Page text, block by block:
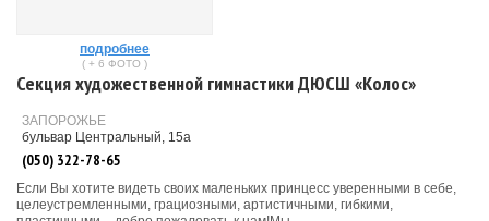
подробнее
( + 6 ФОТО )
Секция художественной гимнастики ДЮСШ «Колос»
ЗАПОРОЖЬЕ
бульвар Центральный, 15а
(050) 322-78-65
Если Вы хотите видеть своих маленьких принцесс уверенными в себе,
целеустремленными, грациозными, артистичными, гибкими,